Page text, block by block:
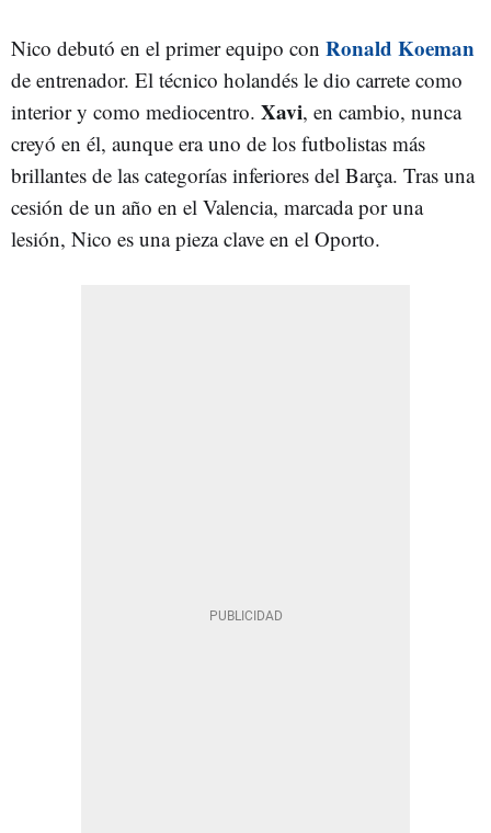
Nico debutó en el primer equipo con Ronald Koeman
de entrenador. El técnico holandés le dio carrete como
interior y como mediocentro. Xavi, en cambio, nunca
creyó en él, aunque era uno de los futbolistas más
brillantes de las categorías inferiores del Barça. Tras una
cesión de un año en el Valencia, marcada por una
lesión, Nico es una pieza clave en el Oporto.